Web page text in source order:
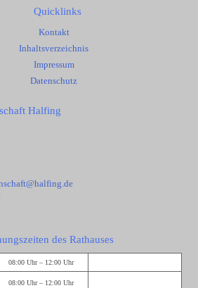
Quicklinks
Kontakt
Inhaltsverzeichnis
Impressum
Datenschutz
Halfing
des Rathauses
08:00 Uhr – 12:00 Uhr
08:00 Uhr – 12:00 Uhr